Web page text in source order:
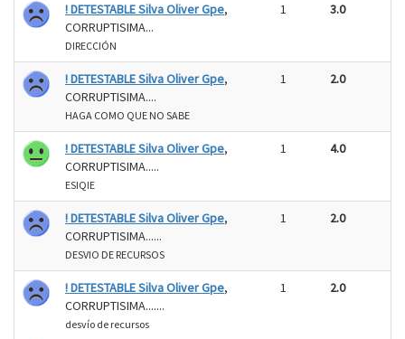
! DETESTABLE Silva Oliver Gpe,
CORRUPTISIMA...
DIRECCIÓN
1 3.0
! DETESTABLE Silva Oliver Gpe,
CORRUPTISIMA....
HAGA COMO QUE NO SABE
1 2.0
! DETESTABLE Silva Oliver Gpe,
CORRUPTISIMA.....
ESIQIE
1 4.0
! DETESTABLE Silva Oliver Gpe,
CORRUPTISIMA......
DESVIO DE RECURSOS
1 2.0
! DETESTABLE Silva Oliver Gpe,
CORRUPTISIMA.......
desvío de recursos
1 2.0